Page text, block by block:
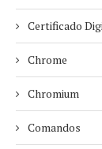
Certificado
Chrome
Chromium
Comandos